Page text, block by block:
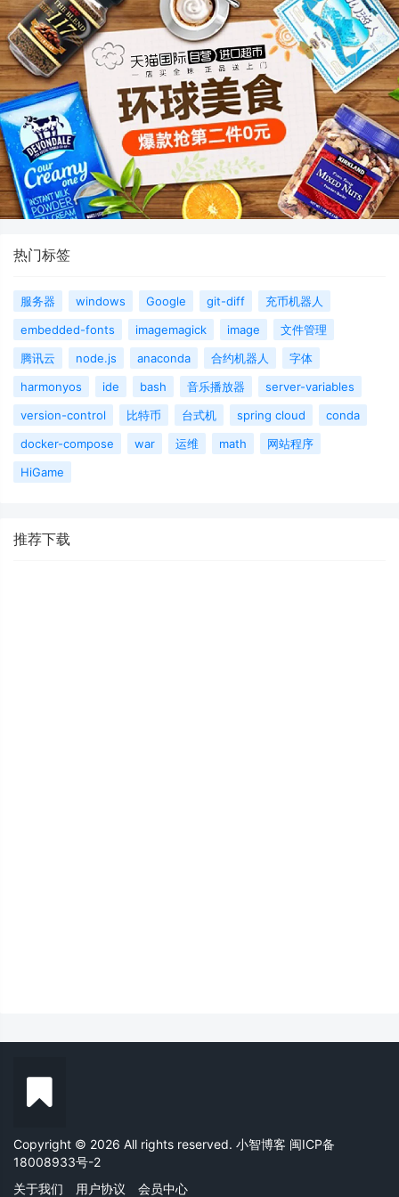
热门标签
服务器 windows Google git-diff
充币机器人
embedded-fonts
imagemagick image
文件管理
腾讯云
node.js anaconda 合约机器人
字体
harmonyos
ide bash 音乐播放器
server-variables
version-control
比特币 台式机 spring cloud
conda
docker-compose
war 运维 math
网站程序
HiGame
推荐下载
Copyright © 2026 All rights reserved. 小智博客 闽ICP备
18008933号-2
关于我们
用户协议 会员中心